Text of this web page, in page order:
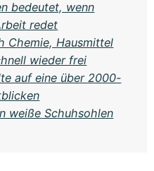
bedeutet, wenn
redet
Chemie, Hausmittel
wieder frei
auf eine über 2000-
weiße Schuhsohlen